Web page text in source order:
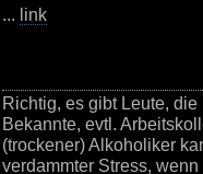
... link
Richtig, es gibt Leute,
Bekannte, evtl.
(trockener) Alkoholiker
verdammter Stress,